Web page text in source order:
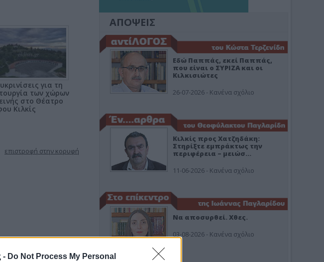
- Do Not Process My Personal
για τη
των χώρων
στο Θέατρο
Κιλκίς
επιστροφή στην κορυφή
ΑΠΟΨΕΙΣ
Εδώ Παππάς, εκεί Παππάς,
που είναι ο ΣΥΡΙΖΑ και οι
Κιλκισιώτες
26-07-2026 - Κανένα σχόλιο
Κιλκίς προς Χατζηδάκη:
Στηρίξτε εμπράκτως την
περιφέρεια – μειώσ…
11-06-2026 - Κανένα σχόλιο
Να αποσυρθεί. Χθες.
03-08-2026 - Κανένα σχόλιο